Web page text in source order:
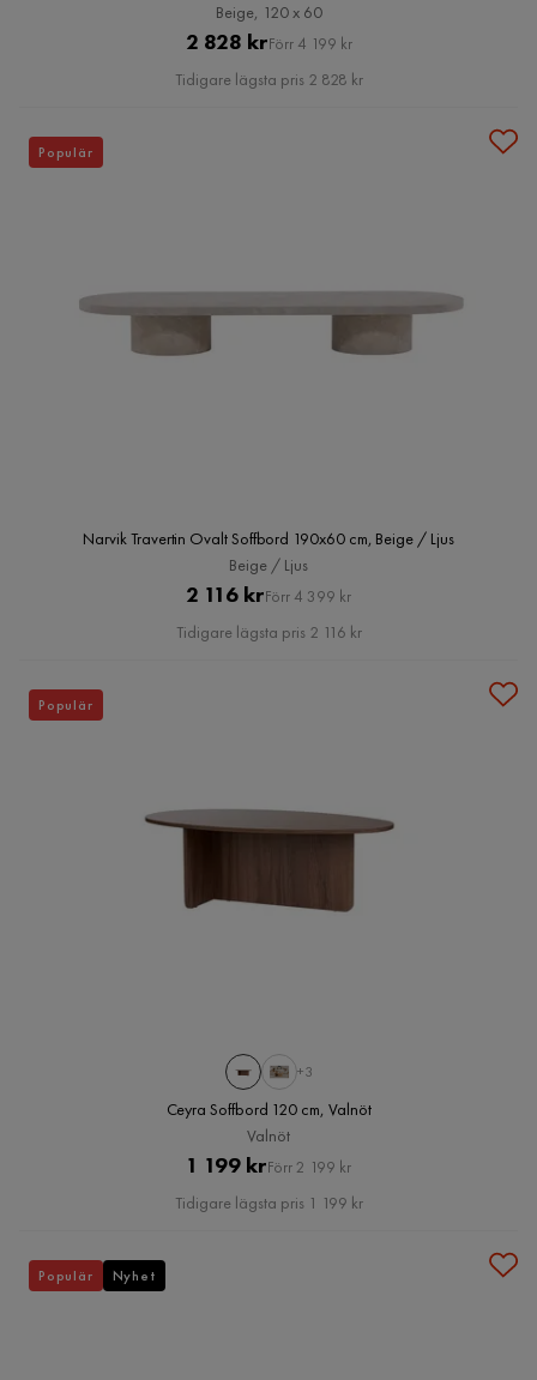
Beige, 120 x 60
Pris
2 828 krOriginal
Pris
Förr 4 199 kr
Tidigare lägsta pris 2 828 kr
Narvik Travertin Ovalt Soffbord 190x60 cm, Beige / Ljus
Beige / Ljus
Pris
2 116 krOriginal
Pris
Förr 4 399 kr
Tidigare lägsta pris 2 116 kr
Populär
+3
Ceyra Soffbord 120 cm, Valnöt
Valnöt
Pris
1 199 krOriginal
Pris
Förr 2 199 kr
Tidigare lägsta pris 1 199 kr
Populär
Populär Nyhet